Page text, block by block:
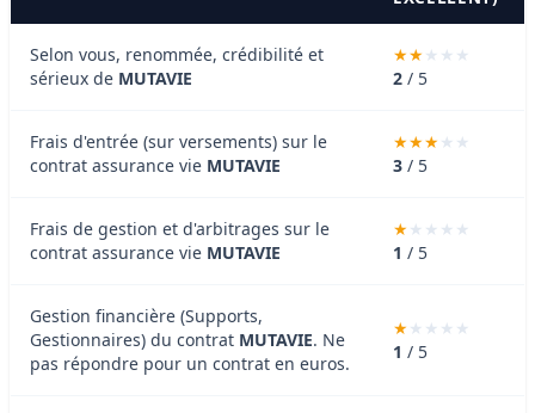
Selon vous, renommée, crédibilité et
sérieux de MUTAVIE 2 / 5
Frais d'entrée (sur versements) sur le
contrat assurance vie MUTAVIE 3 / 5
Frais de gestion et d'arbitrages sur le
contrat assurance vie MUTAVIE 1 / 5
Gestion financière (Supports,
Gestionnaires) du contrat MUTAVIE. Ne
pas répondre pour un contrat en euros.
1 / 5